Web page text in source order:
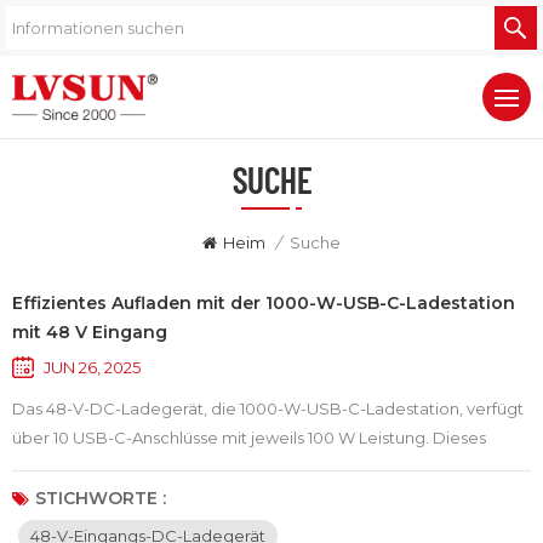
SUCHE
Heim / Suche
Effizientes Aufladen mit der 1000-W-USB-C-Ladestation
mit 48 V Eingang
JUN 26, 2025
Das 48-V-DC-Ladegerät, die 1000-W-USB-C-Ladestation, verfügt
über 10 USB-C-Anschlüsse mit jeweils 100 W Leistung. Dieses
leistungsstarke USB-C-Ladegerät in DC-Version ermöglicht das
gleichzeitige Laden mehrerer Geräte – wie Laptops, Tablets und
Smartphones – und sorgt so für ein nahtloses Ladeerlebnis ohne
STICHWORTE :
48-V-Eingangs-DC-Ladegerät